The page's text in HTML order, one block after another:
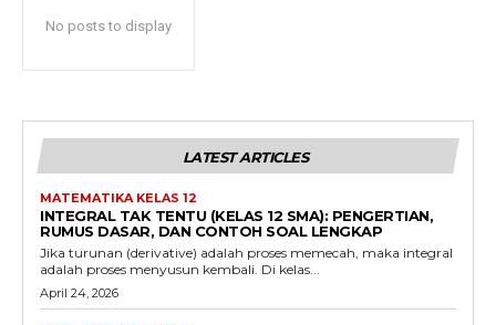
No posts to display
LATEST ARTICLES
MATEMATIKA KELAS 12
INTEGRAL TAK TENTU (KELAS 12 SMA): PENGERTIAN,
RUMUS DASAR, DAN CONTOH SOAL LENGKAP
Jika turunan (derivative) adalah proses memecah, maka integral
adalah proses menyusun kembali. Di kelas...
April 24, 2026